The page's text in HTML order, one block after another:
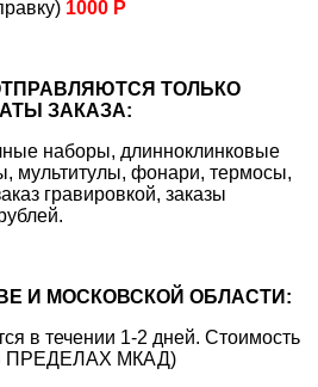
1000 Р
ТОЛЬКО
ЗАКАЗА:
наборы, длинноклинковые
мультитулы, фонари, термосы,
гравировкой, заказы
И МОСКОВСКОЙ ОБЛАСТИ:
в течении 1-2 дней. Стоимость
ПРЕДЕЛАХ МКАД)